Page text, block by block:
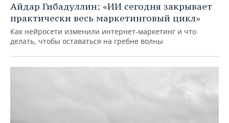
Айдар Гибадуллин: «ИИ сегодня закрывает
практически весь маркетинговый цикл»
Как нейросети изменили интернет-маркетинг и что
делать, чтобы оставаться на гребне волны